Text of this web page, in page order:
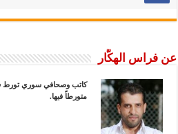
عن فراس الهكَّار
متورطاً فيها.